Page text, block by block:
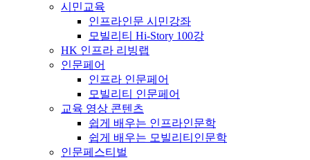
시민교육
인프라인문 시민강좌
모빌리티 Hi-Story 100강
HK 인프라 리빙랩
인문페어
인프라 인문페어
모빌리티 인문페어
교육 영상 콘텐츠
쉽게 배우는 인프라인문학
쉽게 배우는 모빌리티인문학
인문페스티벌